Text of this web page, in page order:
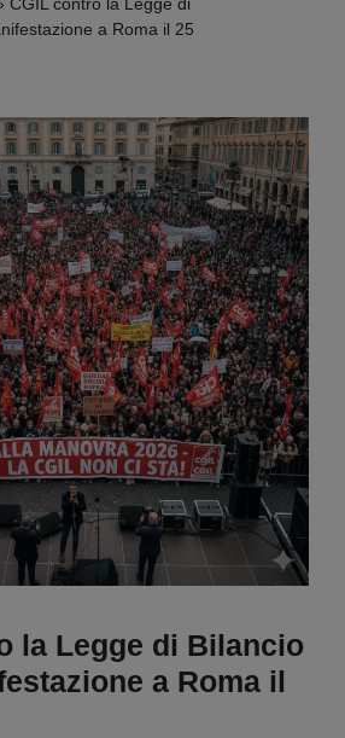
a Roma il 25
la Legge di Bilancio
a Roma il